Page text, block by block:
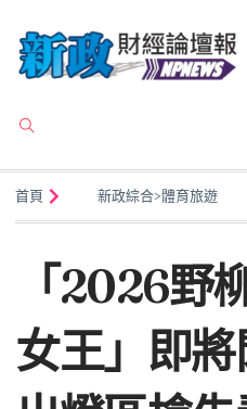
首頁 新政綜合>體育旅遊
「2026野
女王」即